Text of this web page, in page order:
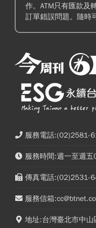
作。ATM只有匯款及
訂單錯誤問題。隨時
服務電話:(02)2581-
服務時間:週一至週
傳真電話:(02)2531-
服務信箱
地址:台灣臺北市中